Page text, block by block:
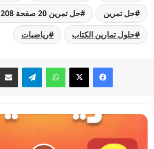
حل تمرين
حل تمرين 20 صفحة 208
حلول تمارين الكتاب
رياضيات
فيسبوك
‫X واتسابتيلقرام
حل
تمرين